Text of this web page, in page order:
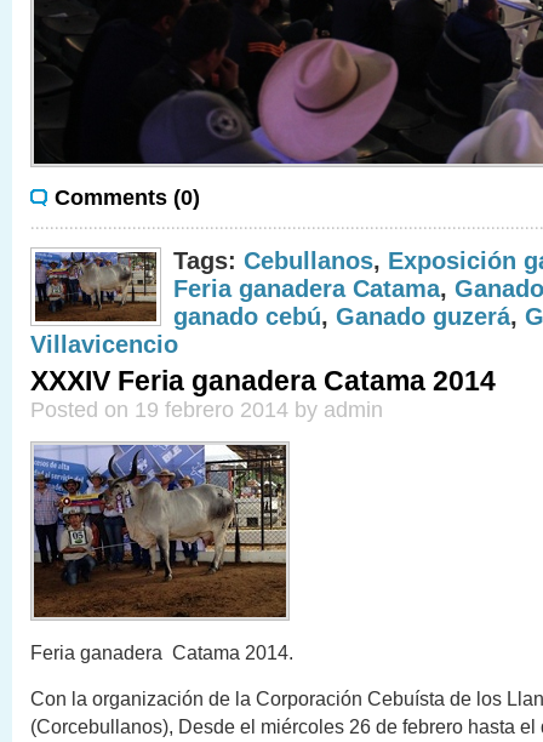
Comments (0)
Tags: Cebullanos, Exposición
Feria ganadera Catama,
ganado cebú, Ganado guzerá,
Villavicencio
XXXIV Feria ganadera Catama 2014
Posted on 19 febrero 2014 by admin
Feria ganadera Catama 2014.
Con la organización de la Corporación Cebuísta de los
(Corcebullanos), Desde el miércoles 26 de febrero hasta el